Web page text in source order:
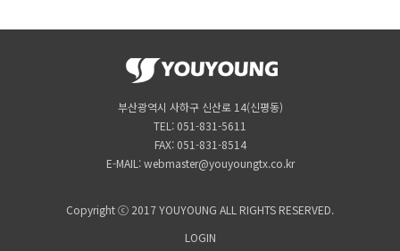
부산광역시 사하구 신산로 14(신평동)
TEL: 051-831-5611
FAX: 051-831-8514
E-MAIL: webmaster@youyoungtx.co.kr
Copyright ⓒ 2017 YOUYOUNG ALL RIGHTS RESERVED.
LOGIN